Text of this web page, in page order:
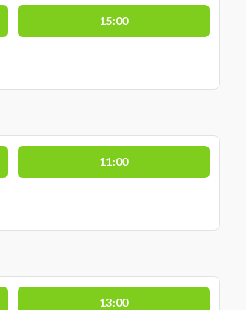
15:00
11:00
13:00